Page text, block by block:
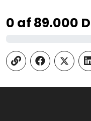
0 af 89.000